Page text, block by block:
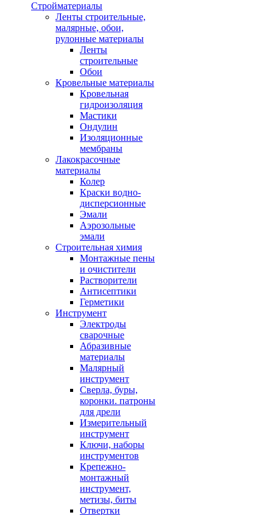
Стройматериалы
Ленты строительные,
малярные, обои,
рулонные материалы
Ленты
строительные
Обои
Кровельные материалы
Кровельная
гидроизоляция
Мастики
Ондулин
Изоляционные
мембраны
Лакокрасочные
материалы
Колер
Краски водно-
дисперсионные
Эмали
Аэрозольные
эмали
Строительная химия
Монтажные пены
и очистители
Растворители
Антисептики
Герметики
Инструмент
Электроды
сварочные
Абразивные
материалы
Малярный
инструмент
Сверла, буры,
коронки. патроны
для дрели
Измерительный
инструмент
Ключи, наборы
инструментов
Крепежно-
монтажный
инструмент,
метизы, биты
Отвертки